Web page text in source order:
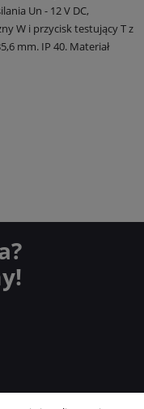
Un - 12 V DC,
W i przycisk testujący T z
mm. IP 40. Materiał